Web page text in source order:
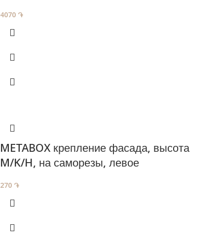
4070 ֏
METABOX крепление фасада, высота
M/K/H, на саморезы, левое
270 ֏